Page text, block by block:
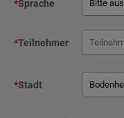
*Sprache
*Teilnehmer
*Stadt